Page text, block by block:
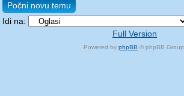
Počni novu temu
Idi na:
Full Version
Powered by phpBB © phpBB Group.